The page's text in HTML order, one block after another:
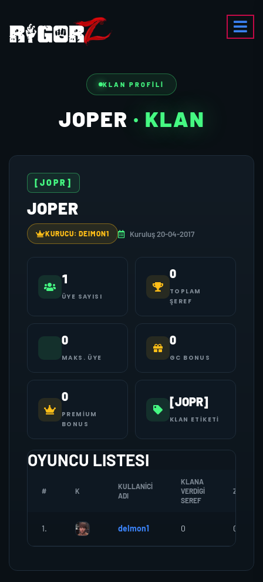
KLAN PROFILI
JOPER · KLAN
[JOPR]
JOPER
KURUCU: DEIMON1 Kuruluş 20-04-2017
1
ÜYE SAYISI
0
TOPLAM
ŞEREF
0
MAKS. ÜYE
0
GC BONUS
0
PREMIUM
BONUS
[JOPR]
KLAN ETIKETI
OYUNCU LISTESI
# K
KULLANICI
ADI
KLANA
VERDIGI
SEREF
ZOMBI
1. deImon1 0 0